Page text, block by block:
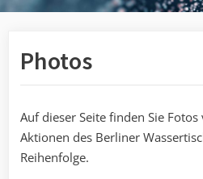
Photos
Auf dieser Seite finden Sie
Aktionen des Berliner
Reihenfolge.